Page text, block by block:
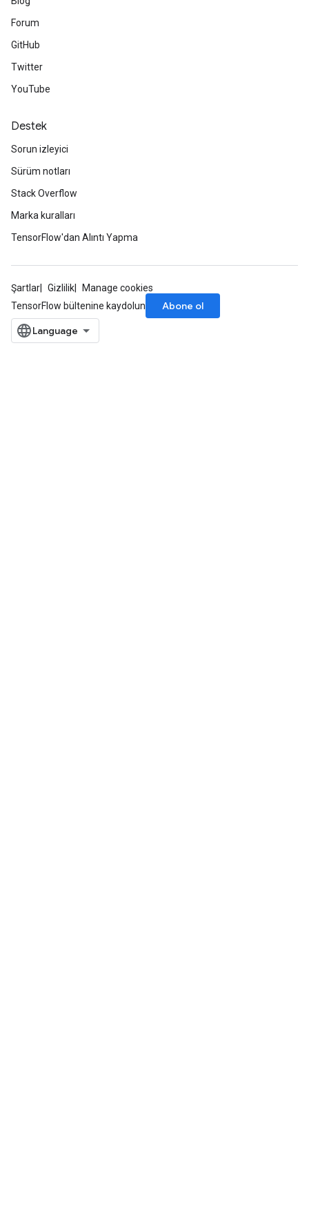
Forum
GitHub
Twitter
YouTube
Destek
Sorun izleyici
Sürüm notları
Stack Overflow
Marka kuralları
TensorFlow'dan Alıntı Yapma
Şartlar Gizlilik
Manage cookies
TensorFlow bültenine kaydolun
Abone ol